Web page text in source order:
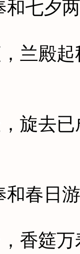
七夕两
殿起
去已
春日游
筵万